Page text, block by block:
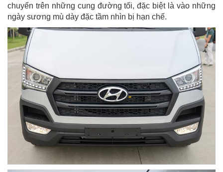
chuyển trên những cung đường tối, đặc biệt là vào những
ngày sương mù dày đặc tầm nhìn bị hạn chế.​